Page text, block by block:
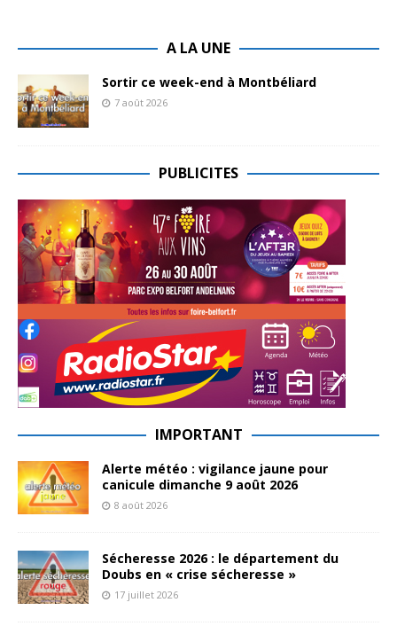
A LA UNE
Sortir ce week-end à Montbéliard
7 août 2026
PUBLICITES
IMPORTANT
Alerte météo : vigilance jaune pour
canicule dimanche 9 août 2026
8 août 2026
Sécheresse 2026 : le département du
Doubs en « crise sécheresse »
17 juillet 2026